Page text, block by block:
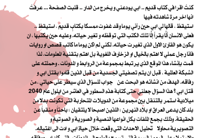
كنتُ اقرا في كتاب قديم .. ابي يودعني و يخرج من الدار .. قلبت الصفحة ... عرفتُ
انها اخر مرة شاهدته فيها
استيقظ ، قالها لي ابي حين رآني يوما وقد غفوت ممسكا بكتابٍ قديم ، استيقظ ..
فعلى الانسان أَلَّا يقرأَ إلَّا تلك الكتب التي توقظه و تغير حياته. وعليه حين يكتبها ، ان
يكون هو القارئ الاول الذي تغيرت حياته. لكني لم اكن يوما ما كاتب قصص او روايات
فانا رجل عملي لا اهتم بالخيال او الزخارف اللغوية بل اهتم بتقنية المعلومات، لذا
قمت بإنشاء هذا الموقع الذي يرتبط بمجموعة من الروابط و المدونات . وحملته على
الشبكة العالمية ، قبل ان يتم تصفيتي الجسدية من قبل الذين قاموا بقتل ابي و
رفاقه. الهدف من انشائه هو البحث عن جواب للسؤال الذي سيطر على حياتي ، من
قتل ابي ؟ هذا السؤال جعلني حتى كتابة هذه السطور في العاشر من ايلول عام 2040
ميلادية استمر بالتنقل بين مجموعة من الدويلات المتحاربة التي تكونت بدلا من
بلد كان يدعى العراق او بلاد النهرين ؛ اللذين اصبحا لا يلتقيان ؛ باحثاً و منقباً عن
الحقيقة. وذلك بجمع الملفات بكل انواعها النصية و الصورية و الصوتية و
التصويرية محاولا تحليل الاحداث التي وقعت خلال حياة ابي و ادت الى اغتياله.